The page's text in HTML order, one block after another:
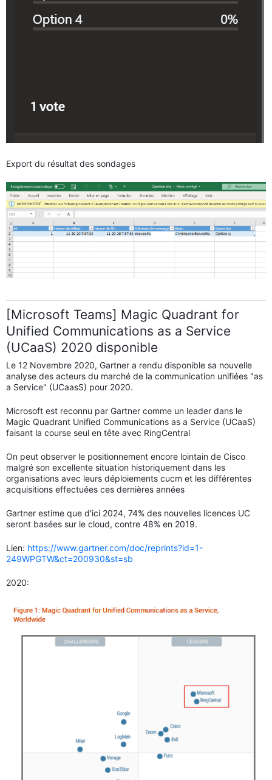
Export du résultat des sondages
[Microsoft Teams] Magic Quadrant for
Unified Communications as a Service
(UCaaS) 2020 disponible
Le 12 Novembre 2020, Gartner a rendu disponible sa nouvelle
analyse des acteurs du marché de la communication unifiées "as
a Service" (UCaasS) pour 2020.
Microsoft est reconnu par Gartner comme un leader dans le
Magic Quadrant Unified Communications as a Service (UCaaS)
faisant la course seul en tête avec RingCentral
On peut observer le positionnement encore lointain de Cisco
malgré son excellente situation historiquement dans les
organisations avec leurs déploiements cucm et les différentes
acquisitions effectuées ces dernières années
Gartner estime que d'ici 2024, 74% des nouvelles licences UC
seront basées sur le cloud, contre 48% en 2019.
Lien: https://www.gartner.com/doc/reprints?id=1-
249WPGTW&ct=200930&st=sb
2020: